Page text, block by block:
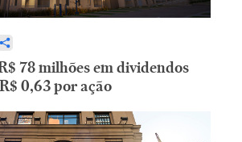
78 milhões em dividendos
0,63 por ação